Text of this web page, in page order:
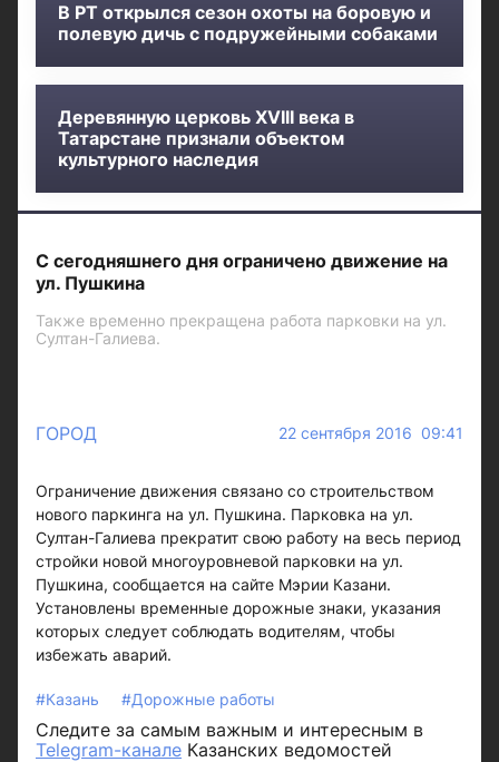
В РТ открылся сезон охоты на боровую и
полевую дичь с подружейными собаками
Деревянную церковь XVIII века в
Татарстане признали объектом
культурного наследия
С сегодняшнего дня ограничено движение на
ул. Пушкина
Также временно прекращена работа парковки на ул.
Султан-Галиева.
ГОРОД 22 сентября 2016 09:41
Ограничение движения связано со строительством
нового паркинга на ул. Пушкина. Парковка на ул.
Султан-Галиева прекратит свою работу на весь период
стройки новой многоуровневой парковки на ул.
Пушкина, сообщается на сайте Мэрии Казани.
Установлены временные дорожные знаки, указания
которых следует соблюдать водителям, чтобы
избежать аварий.
#Казань #Дорожные работы
Следите за самым важным и интересным в
Telegram-канале Казанских ведомостей